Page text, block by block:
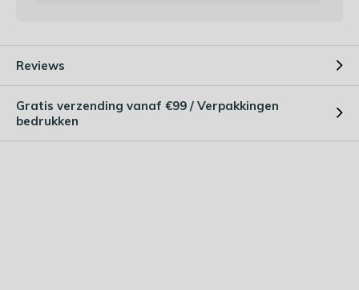
Reviews
Gratis verzending vanaf €99 / Verpakkingen
bedrukken